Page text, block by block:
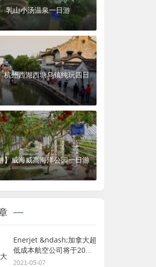
乳山小汤温泉一日游
杭州西湖西塘乌镇纯玩四日
】威海威高海洋公园一日游
Enerjet &ndash;加拿大超
低成本航空公司将于2019
年开始运营
2021-05-07